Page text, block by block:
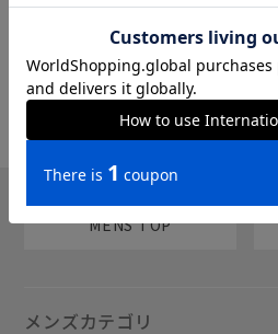
sms
MENS TOP
メンズカテゴリ